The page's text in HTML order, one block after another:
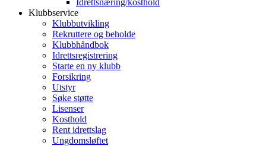
Klubbservice
Klubbutvikling
Rekruttere og beholde
Klubbhåndbok
Idrettsregistrering
Starte en ny klubb
Forsikring
Utstyr
Søke støtte
Lisenser
Kosthold
Rent idrettslag
Ungdomsløftet